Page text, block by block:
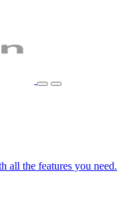
all the features you need.